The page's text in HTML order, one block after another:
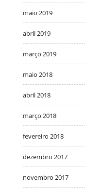
maio 2019
abril 2019
março 2019
maio 2018
abril 2018
março 2018
fevereiro 2018
dezembro 2017
novembro 2017